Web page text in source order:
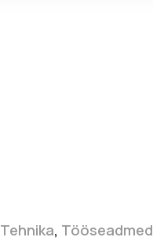
Tehnika, Tööseadmed